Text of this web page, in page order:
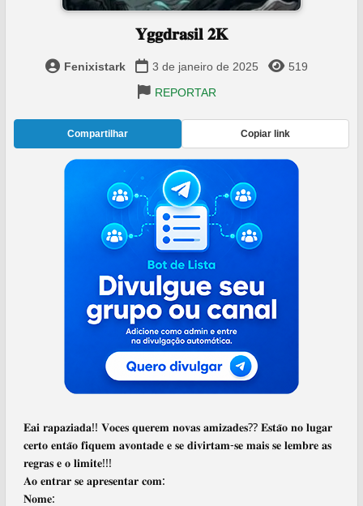
𝐘𝐠𝐠𝐝𝐫𝐚𝐬𝐢𝐥 𝟐𝐊
Fenixistark 3 de janeiro de 2025
519
REPORTAR
Compartilhar Copiar link
𝐄𝐚𝐢 𝐫𝐚𝐩𝐚𝐳𝐢𝐚𝐝𝐚!! 𝐕𝐨𝐜𝐞𝐬 𝐪𝐮𝐞𝐫𝐞𝐦 𝐧𝐨𝐯𝐚𝐬 𝐚𝐦𝐢𝐳𝐚𝐝𝐞𝐬?? 𝐄𝐬𝐭𝐚̃𝐨 𝐧𝐨 𝐥𝐮𝐠𝐚𝐫
𝐜𝐞𝐫𝐭𝐨 𝐞𝐧𝐭𝐚̃𝐨 𝐟𝐢𝐪𝐮𝐞𝐦 𝐚𝐯𝐨𝐧𝐭𝐚𝐝𝐞 𝐞 𝐬𝐞 𝐝𝐢𝐯𝐢𝐫𝐭𝐚𝐦-𝐬𝐞 𝐦𝐚𝐢𝐬 𝐬𝐞 𝐥𝐞𝐦𝐛𝐫𝐞 𝐚𝐬
𝐫𝐞𝐠𝐫𝐚𝐬 𝐞 𝐨 𝐥𝐢𝐦𝐢𝐭𝐞!!!
𝐀𝐨 𝐞𝐧𝐭𝐫𝐚𝐫 𝐬𝐞 𝐚𝐩𝐫𝐞𝐬𝐞𝐧𝐭𝐚𝐫 𝐜𝐨𝐦:
𝐍𝐨𝐦𝐞: